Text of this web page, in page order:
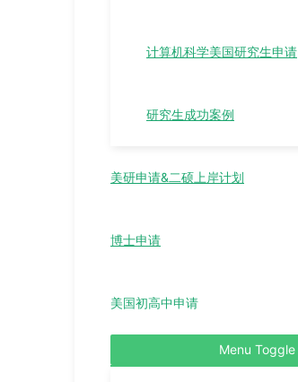
计算机科学美国研究生申请
研究生成功案例
美研申请&二硕上岸计划
博士申请
美国初高中申请
Menu Toggle